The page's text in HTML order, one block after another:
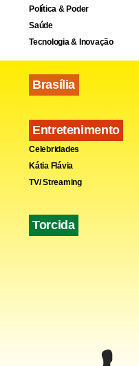
Política & Poder
Saúde
Tecnologia & Inovação
Brasília
Entretenimento
Celebridades
Kátia Flávia
TV/ Streaming
Torcida